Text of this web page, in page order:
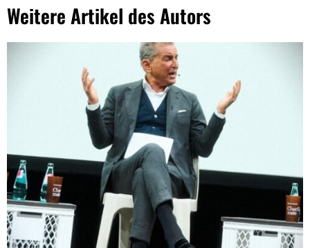
Weitere Artikel des Autors